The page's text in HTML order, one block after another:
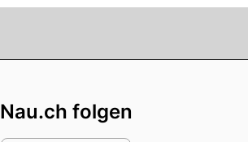
Nau.ch folgen